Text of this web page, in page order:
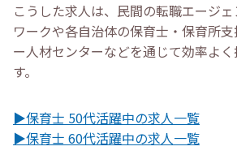
こうした求人は、民間の転職エージェ
ワークや各自治体の保育士・保育所支
ー人材センターなどを通じて効率よく
す。
▶保育士 50代活躍中の求人一覧
▶保育士 60代活躍中の求人一覧